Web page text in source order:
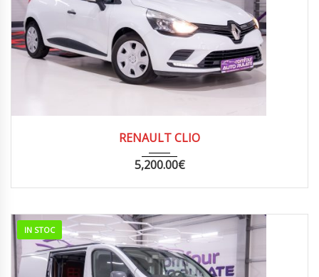
RENAULT CLIO
5,200.00€
IN STOC